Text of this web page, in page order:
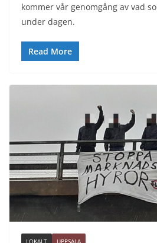
kommer vår genomgång av vad
under dagen.
Read More
LOKALT UPPSALA